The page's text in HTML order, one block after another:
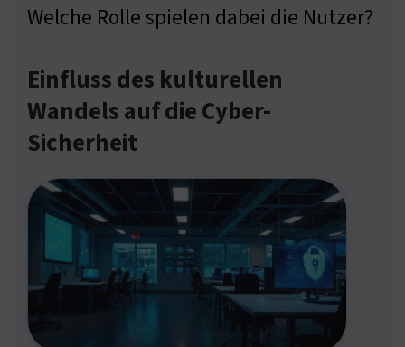
Welche Rolle spielen dabei die Nutzer?
Einfluss des kulturellen
Wandels auf die Cyber-
Sicherheit